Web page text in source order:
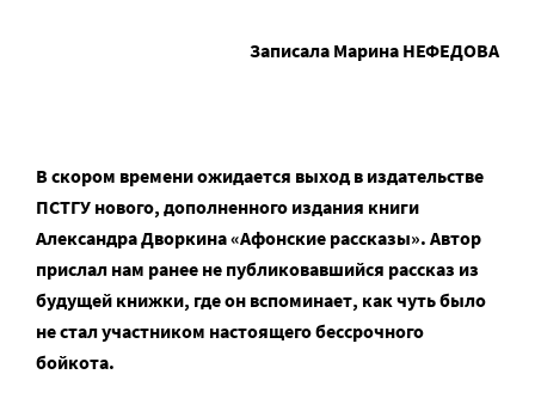
Записала Марина НЕФЕДОВА
В скором времени ожидается выход в издательстве
ПСТГУ нового, дополненного издания книги
Александра Дворкина «Афонские рассказы». Автор
прислал нам ранее не публиковавшийся рассказ из
будущей книжки, где он вспоминает, как чуть было
не стал участником настоящего бессрочного
бойкота.